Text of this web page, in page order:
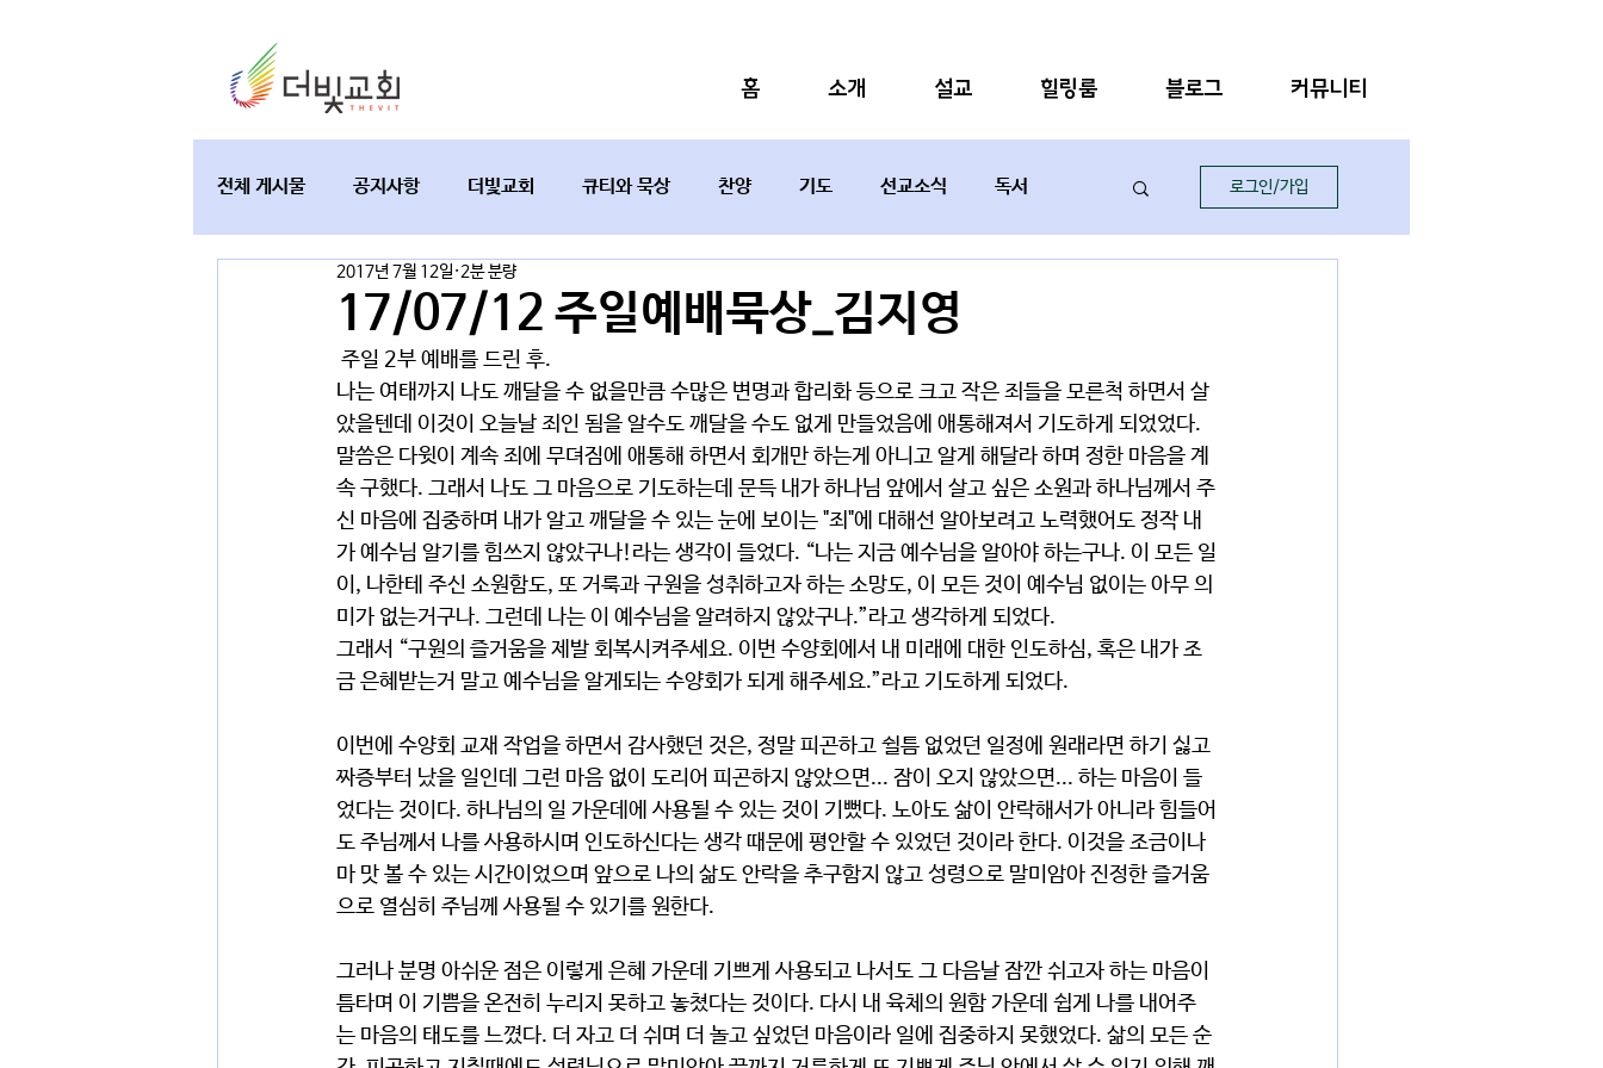
홈 소개 설교 힐링룸 블로그 커뮤니티
전체 게시물 공지사항 더빛교회 큐티와 묵상 찬양 기도 선교소식 독서
교육과 테필린 토요가정예배
로그인/가입
17/07/12 주일예배묵상_김지영
2017년 7월 12일 2분 분량
주일 2부 예배를 드린 후.
나는 여태까지 나도 깨달을 수 없을만큼 수많은 변명과 합리화 등으로 크고 작은 죄들을 모른척 하면서 살
았을텐데 이것이 오늘날 죄인 됨을 알수도 깨달을 수도 없게 만들었음에 애통해져서 기도하게 되었었다.
말씀은 다윗이 계속 죄에 무뎌짐에 애통해 하면서 회개만 하는게 아니고 알게 해달라 하며 정한 마음을 계
속 구했다. 그래서 나도 그 마음으로 기도하는데 문득 내가 하나님 앞에서 살고 싶은 소원과 하나님께서 주
신 마음에 집중하며 내가 알고 깨달을 수 있는 눈에 보이는 "죄"에 대해선 알아보려고 노력했어도 정작 내
가 예수님 알기를 힘쓰지 않았구나!라는 생각이 들었다. “나는 지금 예수님을 알아야 하는구나. 이 모든 일
이, 나한테 주신 소원함도, 또 거룩과 구원을 성취하고자 하는 소망도, 이 모든 것이 예수님 없이는 아무 의
미가 없는거구나. 그런데 나는 이 예수님을 알려하지 않았구나.”라고 생각하게 되었다.
그래서 “구원의 즐거움을 제발 회복시켜주세요. 이번 수양회에서 내 미래에 대한 인도하심, 혹은 내가 조
금 은혜받는거 말고 예수님을 알게되는 수양회가 되게 해주세요.”라고 기도하게 되었다.
이번에 수양회 교재 작업을 하면서 감사했던 것은, 정말 피곤하고 쉴틈 없었던 일정에 원래라면 하기 싫고
짜증부터 났을 일인데 그런 마음 없이 도리어 피곤하지 않았으면... 잠이 오지 않았으면... 하는 마음이 들
었다는 것이다. 하나님의 일 가운데에 사용될 수 있는 것이 기뻤다. 노아도 삶이 안락해서가 아니라 힘들어
도 주님께서 나를 사용하시며 인도하신다는 생각 때문에 평안할 수 있었던 것이라 한다. 이것을 조금이나
마 맛 볼 수 있는 시간이었으며 앞으로 나의 삶도 안락을 추구함지 않고 성령으로 말미암아 진정한 즐거움
으로 열심히 주님께 사용될 수 있기를 원한다.
그러나 분명 아쉬운 점은 이렇게 은혜 가운데 기쁘게 사용되고 나서도 그 다음날 잠깐 쉬고자 하는 마음이
틈타며 이 기쁨을 온전히 누리지 못하고 놓쳤다는 것이다. 다시 내 육체의 원함 가운데 쉽게 나를 내어주
는 마음의 태도를 느꼈다. 더 자고 더 쉬며 더 놀고 싶었던 마음이라 일에 집중하지 못했었다. 삶의 모든 순